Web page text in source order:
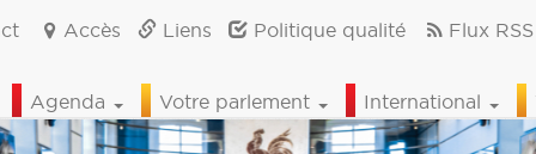
Accès Liens Politique qualité Flux RSS
Agenda Votre parlement International